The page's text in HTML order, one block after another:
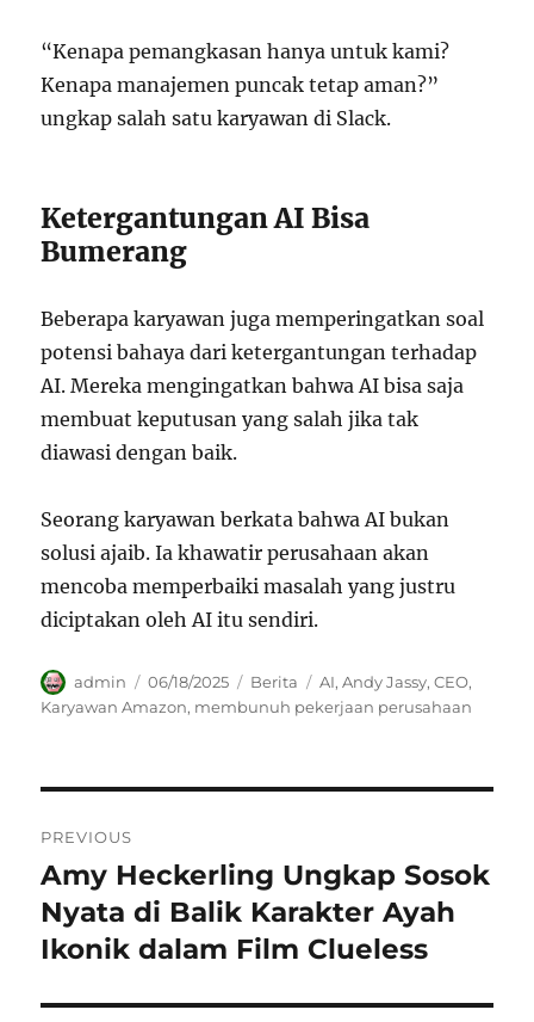
“Kenapa pemangkasan hanya untuk kami?
Kenapa manajemen puncak tetap aman?”
ungkap salah satu karyawan di Slack.
Ketergantungan AI Bisa
Bumerang
Beberapa karyawan juga memperingatkan soal
potensi bahaya dari ketergantungan terhadap
AI. Mereka mengingatkan bahwa AI bisa saja
membuat keputusan yang salah jika tak
diawasi dengan baik.
Seorang karyawan berkata bahwa AI bukan
solusi ajaib. Ia khawatir perusahaan akan
mencoba memperbaiki masalah yang justru
diciptakan oleh AI itu sendiri.
Author
admin
Posted
on
06/18/2025 Categories
Berita Tags
AI,Andy Jassy,CEO,
Karyawan Amazon, membunuh pekerjaan perusahaan
pos
PREVIOUS
Previous
post:
Amy Heckerling Ungkap Sosok
Nyata di Balik Karakter Ayah
Ikonik dalam Film Clueless